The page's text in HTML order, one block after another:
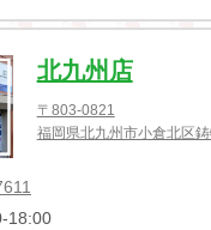
北九州店
〒803-0821
福岡県北九州市小倉北区
18:00